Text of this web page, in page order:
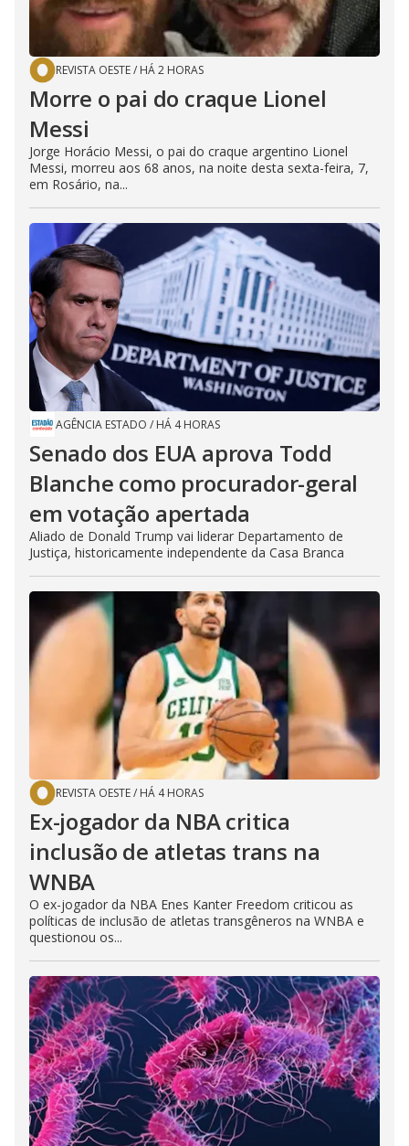
REVISTA OESTE/ HÁ 2 HORAS
Morre o pai do craque Lionel
Messi
Jorge Horácio Messi, o pai do craque argentino Lionel
Messi, morreu aos 68 anos, na noite desta sexta-feira, 7,
em Rosário, na...
AGÊNCIA ESTADO / HÁ 4 HORAS
Senado dos EUA aprova Todd
Blanche como procurador-geral
em votação apertada
Aliado de Donald Trump vai liderar Departamento de
Justiça, historicamente independente da Casa Branca
REVISTA OESTE/ HÁ 4 HORAS
Ex-jogador da NBA critica
inclusão de atletas trans na
WNBA
O ex-jogador da NBA Enes Kanter Freedom criticou as
políticas de inclusão de atletas transgêneros na WNBA e
questionou os...